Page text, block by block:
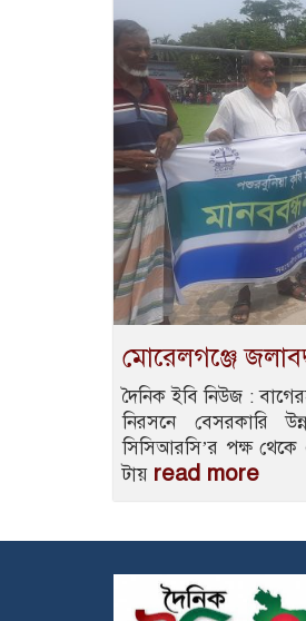
মোরেলগঞ্জে
দৈনিক ইবি নিউজ :
নিরসনে বেসরকারি
সিসিআরসি’র পক্ষ
টায় read more